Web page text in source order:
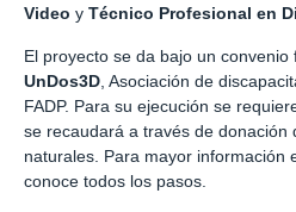
Video y Técnico Profesional en
El proyecto se da bajo un
UnDos3D , Asociación de
FADP. Para su ejecución se
se recaudará a través de donación
naturales. Para mayor información
conoce todos los pasos.